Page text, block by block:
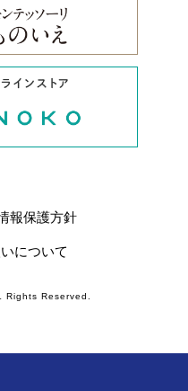
報保護方針
について
Rights Reserved.